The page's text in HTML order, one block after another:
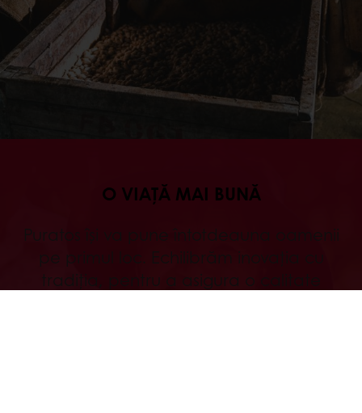
O VIAȚĂ MAI BUNĂ
Puratos își va pune întotdeauna oamenii
pe primul loc. Echilibrăm inovația cu
tradiția, pentru a asigura o calitate